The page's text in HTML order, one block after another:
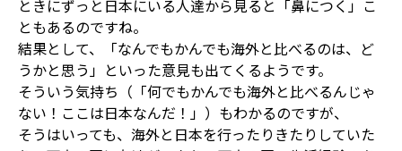
ときにずっと日本にいる人達から見ると「鼻につく」こ
ともあるのですね。
結果として、「なんでもかんでも海外と比べるのは、ど
うかと思う」といった意見も出てくるようです。
そういう気持ち（「何でもかんでも海外と比べるんじゃ
ない！ここは日本なんだ！」）もわかるのですが、
そうはいっても、海外と日本を行ったりきたりしていた